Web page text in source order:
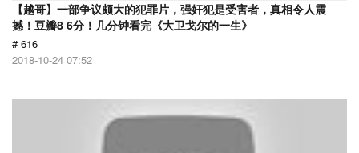
【越哥】一部争议颇大的犯罪片，强奸犯是受害者，真相令人震
撼！豆瓣8 6分！几分钟看完《大卫戈尔的一生》
# 616
2018-10-24 07:52